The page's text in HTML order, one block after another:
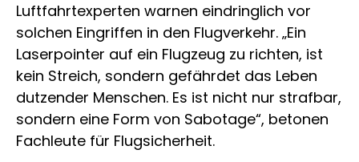
Luftfahrtexperten warnen eindringlich vor
solchen Eingriffen in den Flugverkehr. „Ein
Laserpointer auf ein Flugzeug zu richten, ist
kein Streich, sondern gefährdet das Leben
dutzender Menschen. Es ist nicht nur strafbar,
sondern eine Form von Sabotage“, betonen
Fachleute für Flugsicherheit.